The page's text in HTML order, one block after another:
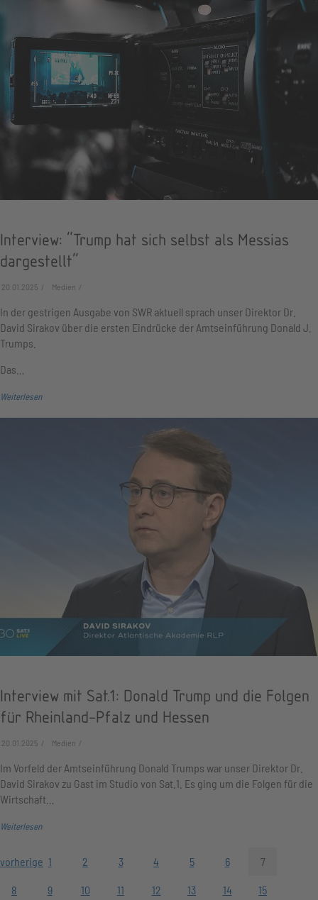
Interview: "Trump hat sich selbst als Messias
dargestellt"
20.01.2025 Medien
In der gestrigen Ausgabe von SWR aktuell sprach unser Direktor Dr.
David Sirakov über die ersten Eindrücke der Amtseinführung Donald J.
Trumps.
Das…
Weiterlesen
Interview mit Sat.1: Donald Trump und die Folgen
für Rheinland-Pfalz und Hessen
20.01.2025 Medien
Im Vorfeld der Amtseinführung Donald Trumps war unser Direktor Dr.
David Sirakov zu Gast im Studio von Sat.1. Es ging um die Folgen für die
Wirtschaft…
Weiterlesen
vorherige 1 2 3 4 5 6 7
8 9 10 11 12 13 14 15